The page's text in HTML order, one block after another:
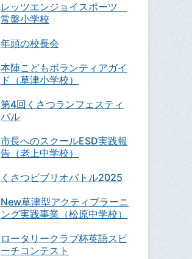
レッツエンジョイスポーツ
常盤小学校
年頭の校長会
本陣こどもボランティアガイ
ド（草津小学校）
第4回くさつランフェスティ
バル
市長へのスクールESD実践報
告（老上中学校）
くさつビブリオバトル2025
New草津型アクティブラーニ
ング実践事業（松原中学校）
ロータリークラブ杯英語スピ
ーチコンテスト